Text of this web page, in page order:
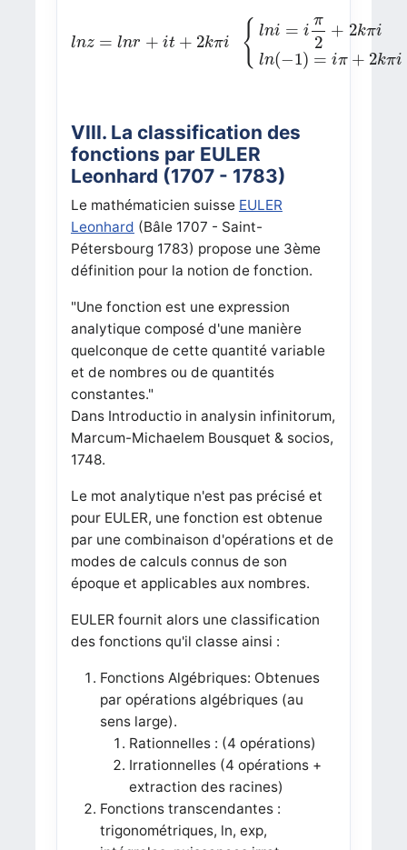
lnz = lnr + it + 2kπi { lni = i
π
2
+ 2kπi
ln(−1) = iπ + 2kπi
2 (−
VIII. La classification des
fonctions par EULER
Leonhard (1707 - 1783)
Le mathématicien suisse EULER
Leonhard (Bâle 1707 - Saint-
Pétersbourg 1783) propose une 3ème
définition pour la notion de fonction.
"Une fonction est une expression
analytique composé d'une manière
quelconque de cette quantité variable
et de nombres ou de quantités
constantes."
Dans Introductio in analysin infinitorum,
Marcum-Michaelem Bousquet & socios,
1748.
Le mot analytique n'est pas précisé et
pour EULER, une fonction est obtenue
par une combinaison d'opérations et de
modes de calculs connus de son
époque et applicables aux nombres.
EULER fournit alors une classification
des fonctions qu'il classe ainsi :
Fonctions Algébriques: Obtenues
par opérations algébriques (au
sens large).
Rationnelles : (4 opérations)
Irrationnelles (4 opérations +
extraction des racines)
Fonctions transcendantes :
trigonométriques, ln, exp,